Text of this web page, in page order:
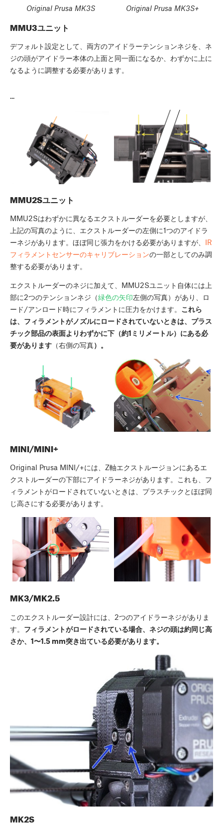
Original Prusa MK3S Original Prusa MK3S+
MMU3ユニット
デフォルト設定として、両方のアイドラーテンションネジを、ネ
ジの頭がアイドラー本体の上面と同一面になるか、わずかに上に
なるように調整する必要があります。
...
MMU2Sユニット
MMU2Sはわずかに異なるエクストルーダーを必要としますが、
上記の写真のように、エクストルーダーの左側に1つのアイドラ
ーネジがあります。ほぼ同じ張力をかける必要がありますが、 IR
フィラメントセンサーのキャリブレーションの一部としてのみ調
整する必要があります。
エクストルーダーのネジに加えて、MMU2Sユニット自体には上
部に2つのテンションネジ（緑色の矢印左側の写真）があり、ロ
ード/アンロード時にフィラメントに圧力をかけます。 これら
は、フィラメントがノズルにロードされていないときは、プラス
チック部品の表面よりわずかに下（約1ミリメートル）にある必
要があります （右側の写真）。
MINI/MINI+
Original Prusa MINI/+には、Z軸エクストルージョンにあるエ
クストルーダーの下部にアイドラーネジがあります。これも、フ
ィラメントがロードされていないときは、プラスチックとほぼ同
じ高さにする必要があります。
MK3/MK2.5
このエクストルーダー設計には、2つのアイドラーネジがありま
す。 フィラメントがロードされている場合、ネジの頭は約同じ高
さか、1〜1.5 mm突き出ている必要があります。
MK2S